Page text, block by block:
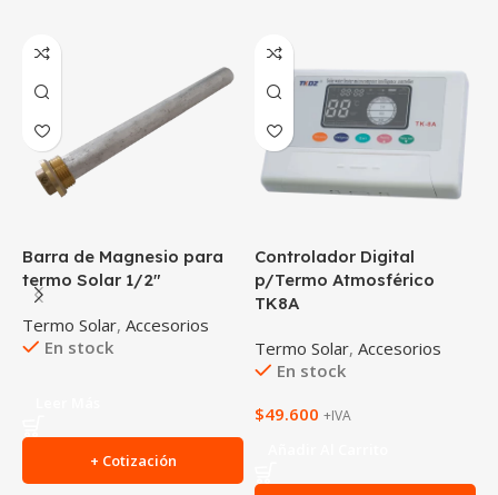
Barra de Magnesio para
termo Solar 1/2″
Termo Solar, Accesorios
En stock
+ Cotización
Controlador Digital
p/Termo Atmosférico
TK8A
Termo Solar, Accesorios
En stock
$49.600 +IVA